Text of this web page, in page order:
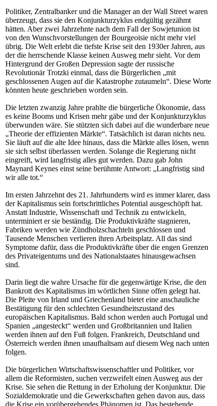
Politiker, Zentralbanker und die Manager an der Wall Street waren
überzeugt, dass sie den Konjunkturzyklus endgültig gezähmt
hätten. Aber zwei Jahrzehnte nach dem Fall der Sowjetunion ist
von den Wunschvorstellungen der Bourgeoisie nicht mehr viel
übrig. Die Welt erlebt die tiefste Krise seit den 1930er Jahren, aus
der die herrschende Klasse keinen Ausweg mehr sieht. Vor dem
Hintergrund der Großen Depression sagte der russische
Revolutionär Trotzki einmal, dass die Bürgerlichen „mit
geschlossenen Augen auf die Katastrophe zutaumeln“. Diese Worte
könnten heute geschrieben worden sein.
Die letzten zwanzig Jahre prahlte die bürgerliche Ökonomie, dass
es keine Booms und Krisen mehr gäbe und der Konjunkturzyklus
überwunden wäre. Sie stützten sich dabei auf die wunderbare neue
„Theorie der effizienten Märkte“. Tatsächlich ist daran nichts neu.
Sie läuft auf die alte Idee hinaus, dass die Märkte alles lösen, wenn
sie sich selbst überlassen werden. Solange die Regierung nicht
eingreift, wird langfristig alles gut werden. Dazu gab John
Maynard Keynes einst seine berühmte Antwort: „Langfristig sind
wir alle tot.“
Im ersten Jahrzehnt des 21. Jahrhunderts wird es immer klarer, dass
der Kapitalismus sein fortschrittliches Potential ausgeschöpft hat.
Anstatt Industrie, Wissenschaft und Technik zu entwickeln,
unterminiert er sie beständig. Die Produktivkräfte stagnieren,
Fabriken werden wie Zündholzschachteln geschlossen und
Tausende Menschen verlieren ihren Arbeitsplatz. All das sind
Symptome dafür, dass die Produktivkräfte über die engen Grenzen
des Privateigentums und des Nationalstaates hinausgewachsen
sind.
Darin liegt die wahre Ursache für die gegenwärtige Krise, die den
Bankrott des Kapitalismus im wörtlichen Sinne offen gelegt hat.
Die Pleite von Irland und Griechenland bietet eine anschauliche
Bestätigung für den schlechten Gesundheitszustand des
europäischen Kapitalismus. Bald schon werden auch Portugal und
Spanien „angesteckt“ werden und Großbritannien und Italien
werden ihnen auf den Fuß folgen. Frankreich, Deutschland und
Österreich werden ihnen unaufhaltsam auf diesem Weg nach unten
folgen.
Die bürgerlichen Wirtschaftswissenschaftler und Politiker, vor
allem die Reformisten, suchen verzweifelt einen Ausweg aus der
Krise. Sie sehen die Rettung in der Erholung der Konjunktur. Die
Sozialdemokratie und die Gewerkschaften gehen davon aus, dass
die Krise ein vorübergehendes Phänomen ist. Das bestehende